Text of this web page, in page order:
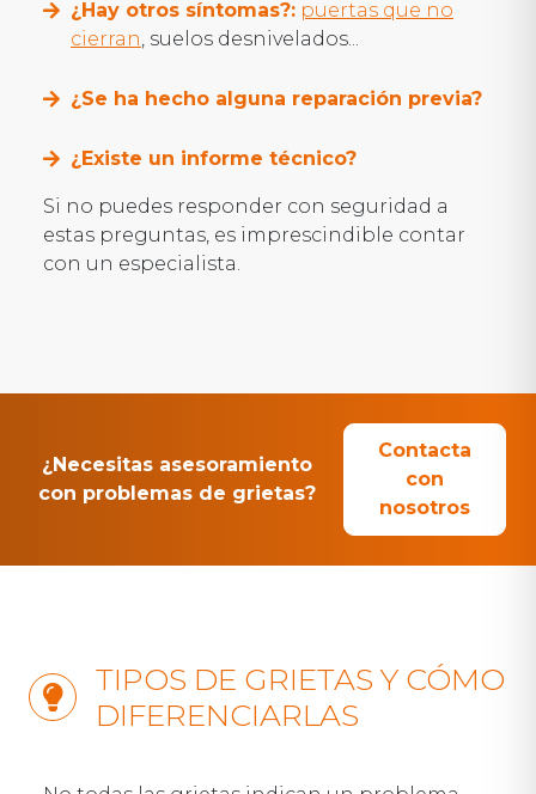
¿Hay otros síntomas?: puertas que no
cierran , suelos desnivelados...
¿Se ha hecho alguna reparación previa?
¿Existe un informe técnico?
Si no puedes responder con seguridad a
estas preguntas, es imprescindible contar
con un especialista.
¿Necesitas asesoramiento
con problemas de grietas?
Contacta
con
nosotros
TIPOS DE GRIETAS Y CÓMO
DIFERENCIARLAS